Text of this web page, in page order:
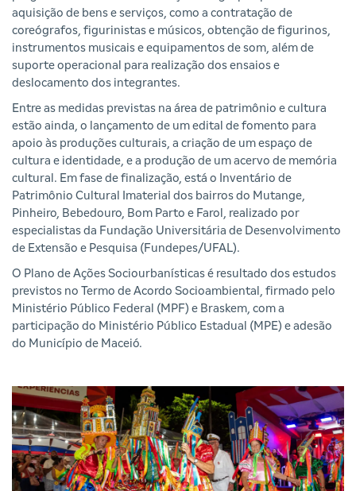
aquisição de bens e serviços, como a contratação de
coreógrafos, figurinistas e músicos, obtenção de figurinos,
instrumentos musicais e equipamentos de som, além de
suporte operacional para realização dos ensaios e
deslocamento dos integrantes.
Entre as medidas previstas na área de patrimônio e cultura
estão ainda, o lançamento de um edital de fomento para
apoio às produções culturais, a criação de um espaço de
cultura e identidade, e a produção de um acervo de memória
cultural. Em fase de finalização, está o Inventário de
Patrimônio Cultural Imaterial dos bairros do Mutange,
Pinheiro, Bebedouro, Bom Parto e Farol, realizado por
especialistas da Fundação Universitária de Desenvolvimento
de Extensão e Pesquisa (Fundepes/UFAL).
O Plano de Ações Sociourbanísticas é resultado dos estudos
previstos no Termo de Acordo Socioambiental, firmado pelo
Ministério Público Federal (MPF) e Braskem, com a
participação do Ministério Público Estadual (MPE) e adesão
do Município de Maceió.